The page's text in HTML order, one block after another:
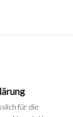
für die